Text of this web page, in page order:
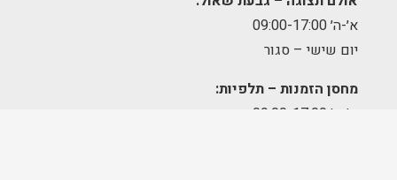
א׳-ה׳ 09:00-17:00
יום שישי – סגור
מחסן הזמנות – תלפיות:
א׳-ה׳ 09:00-17:00